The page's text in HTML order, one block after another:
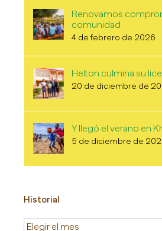
Renovamos
comunidad
4 de febrero de 2026
Helton culmina su
20 de diciembre de
Y llegó el verano en
5 de diciembre de
Historial
Historial